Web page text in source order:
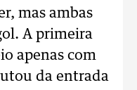
mas ambas
A primeira
apenas com
da entrada